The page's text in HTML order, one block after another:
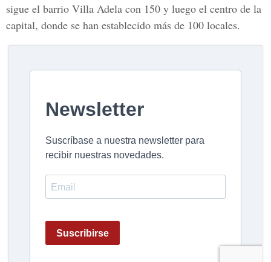
sigue el barrio Villa Adela con 150 y luego el centro de la
capital, donde se han establecido más de 100 locales.